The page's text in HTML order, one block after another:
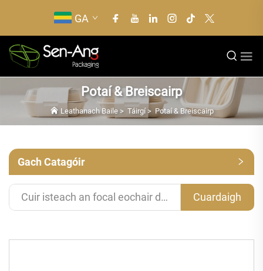
GA
Potaí & Breiscairp
Leathanach Baile> Táirgí> Potaí & Breiscairp
Gach Catagóir
Cuardaigh